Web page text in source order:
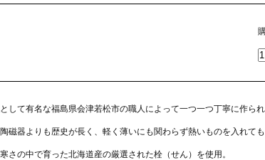
して有名な福島県会津若松市の職人によって一つ一つ丁寧に作ら
磁器よりも歴史が長く、軽く薄いにも関わらず熱いものを入れて
さの中で育った北海道産の厳選された栓（せん）を使用。